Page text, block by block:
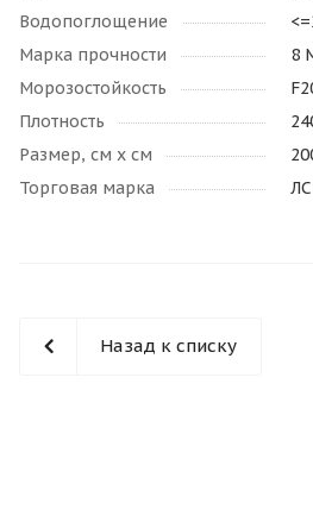
Водопоглощение
Марка прочности
8
Морозостойкость
Плотность
Размер, см х см
Торговая марка
Назад к списку